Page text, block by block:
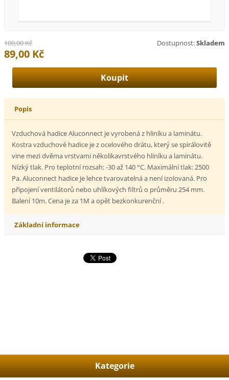
Dostupnost:Skladem
100,00 Kč
89,00 Kč
Popis
Vzduchová hadice Aluconnect je vyrobená z hliníku a laminátu.
Kostra vzduchové hadice je z ocelového drátu, který se spirálovitě
vine mezi dvěma vrstvami několikavrstvého hliníku a laminátu.
Nízký tlak. Pro teplotní rozsah: -30 až 140 °C. Maximální tlak: 2500
Pa. Aluconnect hadice je lehce tvarovatelná a není izolovaná. Pro
připojení ventilátorů nebo uhlíkových filtrů o průměru 254 mm.
Balení 10m. Cena je za 1M a opět bezkonkurenční .
Základní informace
Kategorie